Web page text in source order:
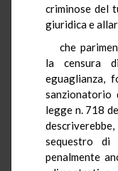
criminose del
giuridica e
che
la censura
eguaglianza,
legge n. 718
sequestro di
penalmente